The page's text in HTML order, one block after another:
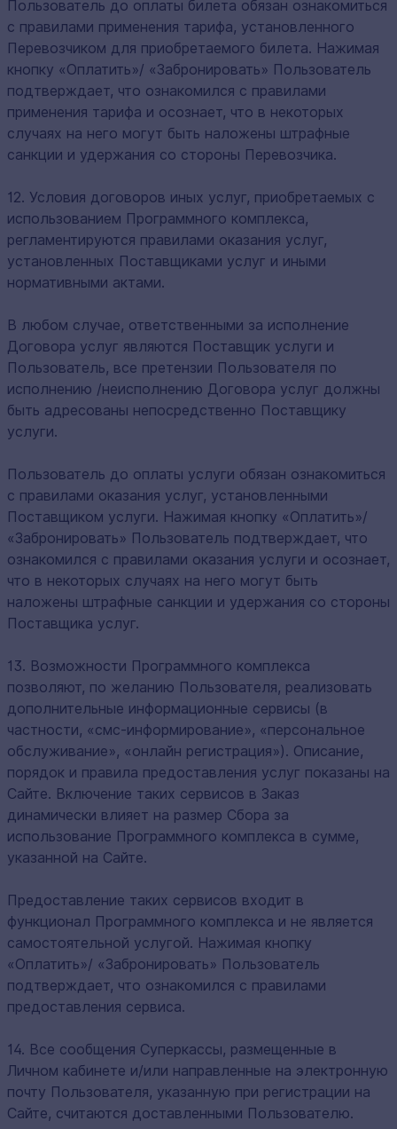
Пользователь до оплаты билета обязан ознакомиться
с правилами применения тарифа, установленного
Перевозчиком для приобретаемого билета. Нажимая
кнопку «Оплатить»/ «Забронировать» Пользователь
подтверждает, что ознакомился с правилами
применения тарифа и осознает, что в некоторых
случаях на него могут быть наложены штрафные
санкции и удержания со стороны Перевозчика.
12. Условия договоров иных услуг, приобретаемых с
использованием Программного комплекса,
регламентируются правилами оказания услуг,
установленных Поставщиками услуг и иными
нормативными актами.
В любом случае, ответственными за исполнение
Договора услуг являются Поставщик услуги и
Пользователь, все претензии Пользователя по
исполнению /неисполнению Договора услуг должны
быть адресованы непосредственно Поставщику
услуги.
Пользователь до оплаты услуги обязан ознакомиться
с правилами оказания услуг, установленными
Поставщиком услуги. Нажимая кнопку «Оплатить»/
«Забронировать» Пользователь подтверждает, что
ознакомился с правилами оказания услуги и осознает,
что в некоторых случаях на него могут быть
наложены штрафные санкции и удержания со стороны
Поставщика услуг.
13. Возможности Программного комплекса
позволяют, по желанию Пользователя, реализовать
дополнительные информационные сервисы (в
частности, «смс-информирование», «персональное
обслуживание», «онлайн регистрация»). Описание,
порядок и правила предоставления услуг показаны на
Сайте. Включение таких сервисов в Заказ
динамически влияет на размер Сбора за
использование Программного комплекса в сумме,
указанной на Сайте.
Предоставление таких сервисов входит в
функционал Программного комплекса и не является
самостоятельной услугой. Нажимая кнопку
«Оплатить»/ «Забронировать» Пользователь
подтверждает, что ознакомился с правилами
предоставления сервиса.
14. Все сообщения Суперкассы, размещенные в
Личном кабинете и/или направленные на электронную
почту Пользователя, указанную при регистрации на
Сайте, считаются доставленными Пользователю.